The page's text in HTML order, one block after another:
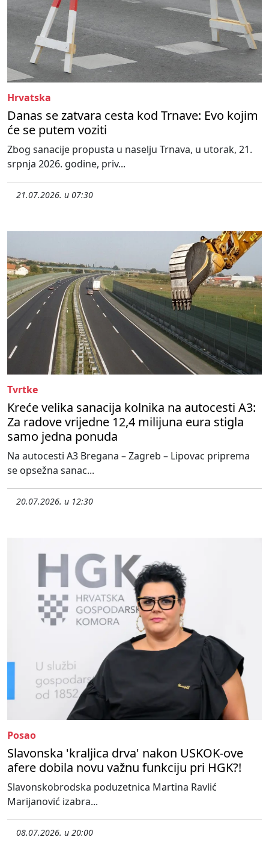
Hrvatska
Danas se zatvara cesta kod Trnave: Evo kojim
će se putem voziti
Zbog sanacije propusta u naselju Trnava, u utorak, 21.
srpnja 2026. godine, priv...
21.07.2026. u 07:30
Tvrtke
Kreće velika sanacija kolnika na autocesti A3:
Za radove vrijedne 12,4 milijuna eura stigla
samo jedna ponuda
Na autocesti A3 Bregana – Zagreb – Lipovac priprema
se opsežna sanac...
20.07.2026. u 12:30
Posao
Slavonska 'kraljica drva' nakon USKOK-ove
afere dobila novu važnu funkciju pri HGK?!
Slavonskobrodska poduzetnica Martina Ravlić
Marijanović izabra...
08.07.2026. u 20:00